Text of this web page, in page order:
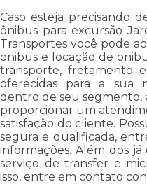
Caso esteja precisando
ônibus para excursão
Transportes você pode
onibus e locação de
transporte, fretamento
oferecidas para a sua
dentro de seu segmento,
proporcionar um
satisfação do cliente.
segura e qualificada,
informações. Além dos
serviço de transfer e
isso, entre em contato